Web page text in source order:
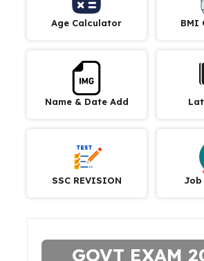
Age Calculator BMI
Name & Date Add
SSC REVISION
GOVT EXAM